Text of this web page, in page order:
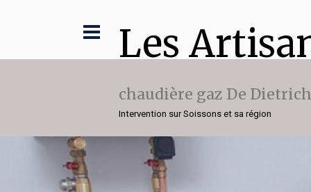
Les
chaudière gaz De Dietrich
Intervention sur Soissons et sa région